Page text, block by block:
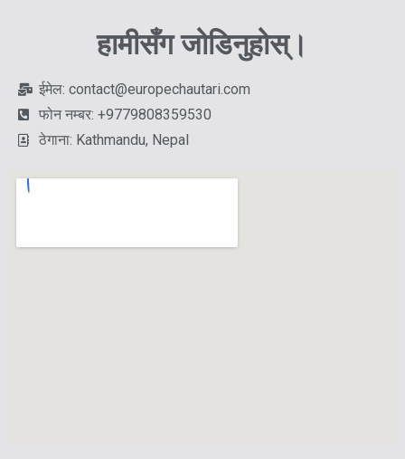
हामीसँग जोडिनुहोस्।
ईमेल: contact@europechautari.com
फोन नम्बर: +9779808359530
ठेगाना: Kathmandu, Nepal